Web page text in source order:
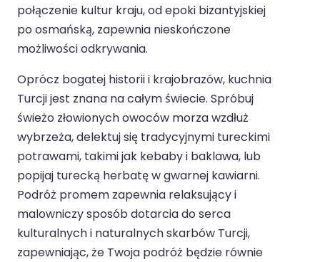
połączenie kultur kraju, od epoki bizantyjskiej
po osmańską, zapewnia nieskończone
możliwości odkrywania.
Oprócz bogatej historii i krajobrazów, kuchnia
Turcji jest znana na całym świecie. Spróbuj
świeżo złowionych owoców morza wzdłuż
wybrzeża, delektuj się tradycyjnymi tureckimi
potrawami, takimi jak kebaby i baklawa, lub
popijaj turecką herbatę w gwarnej kawiarni.
Podróż promem zapewnia relaksujący i
malowniczy sposób dotarcia do serca
kulturalnych i naturalnych skarbów Turcji,
zapewniając, że Twoja podróż będzie równie